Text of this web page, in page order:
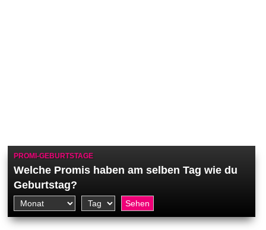
PROMI-GEBURTSTAGE
Welche Promis haben am selben Tag wie du
Geburtstag?